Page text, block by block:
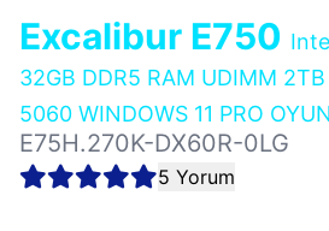
Excalibur E750
32GB DDR5 RAM UDIMM
5060 WINDOWS 11 PRO
E75H.270K-DX60R-0LG
5 Yorum